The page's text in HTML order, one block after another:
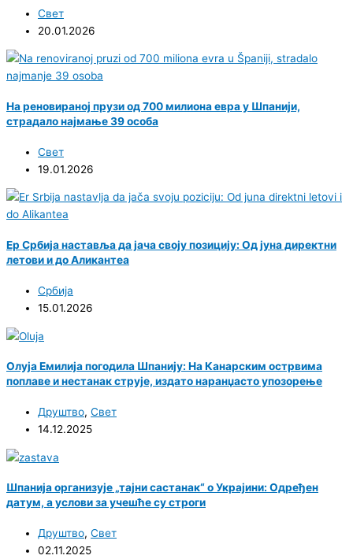
Свет
20.01.2026
На реновираној прузи од 700 милиона евра у Шпанији,
страдало најмање 39 особа
Свет
19.01.2026
Ер Србија наставља да јача своју позицију: Од јуна директни
летови и до Аликантеа
Србија
15.01.2026
Олуја Емилија погодила Шпанију: На Канарским острвима
поплаве и нестанак струје, издато наранџасто упозорење
Друштво, Свет
14.12.2025
Шпанија организује „тајни састанак“ о Украјини: Одређен
датум, а услови за учешће су строги
Друштво, Свет
02.11.2025